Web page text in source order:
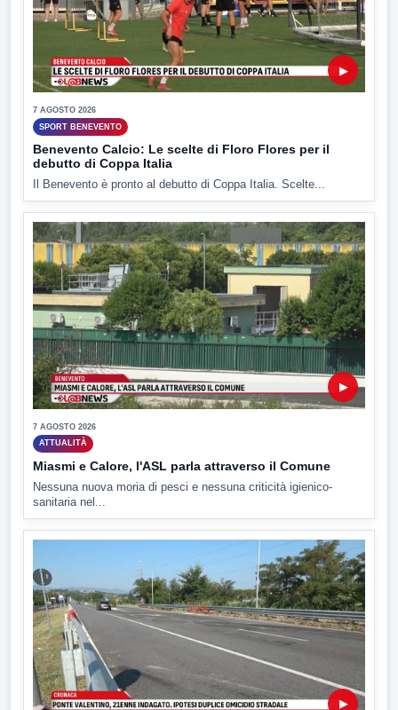
▶
7 AGOSTO 2026
SPORT BENEVENTO
Benevento Calcio: Le scelte di Floro Flores per il
debutto di Coppa Italia
Il Benevento è pronto al debutto di Coppa Italia. Scelte...
▶
7 AGOSTO 2026
ATTUALITÀ
Miasmi e Calore, l'ASL parla attraverso il Comune
Nessuna nuova moria di pesci e nessuna criticità igienico-
sanitaria nel...
▶